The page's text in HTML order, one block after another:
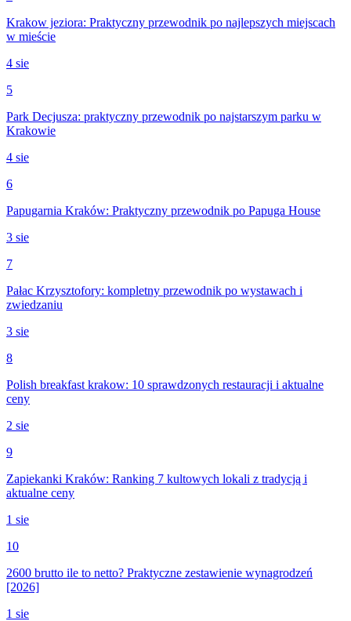
Krakow jeziora: Praktyczny przewodnik po najlepszych miejscach
w mieście
4 sie
5
Park Decjusza: praktyczny przewodnik po najstarszym parku w
Krakowie
4 sie
6
Papugarnia Kraków: Praktyczny przewodnik po Papuga House
3 sie
7
Pałac Krzysztofory: kompletny przewodnik po wystawach i
zwiedzaniu
3 sie
8
Polish breakfast krakow: 10 sprawdzonych restauracji i aktualne
ceny
2 sie
9
Zapiekanki Kraków: Ranking 7 kultowych lokali z tradycją i
aktualne ceny
1 sie
10
2600 brutto ile to netto? Praktyczne zestawienie wynagrodzeń
[2026]
1 sie